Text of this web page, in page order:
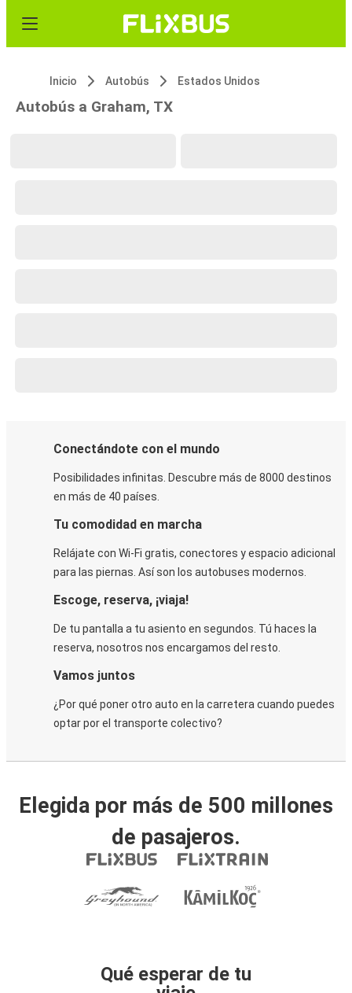
Inicio Autobús Estados Unidos
Autobús a Graham, TX
Conectándote con el mundo
Posibilidades infinitas. Descubre más de 8000 destinos
en más de 40 países.
Tu comodidad en marcha
Relájate con Wi-Fi gratis, conectores y espacio adicional
para las piernas. Así son los autobuses modernos.
Escoge, reserva, ¡viaja!
De tu pantalla a tu asiento en segundos. Tú haces la
reserva, nosotros nos encargamos del resto.
Vamos juntos
¿Por qué poner otro auto en la carretera cuando puedes
optar por el transporte colectivo?
Elegida por más de 500 millones
de pasajeros.
Qué esperar de tu